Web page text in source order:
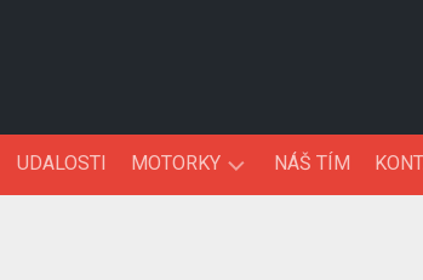
UDALOSTI MOTORKY NÁŠ TÍM